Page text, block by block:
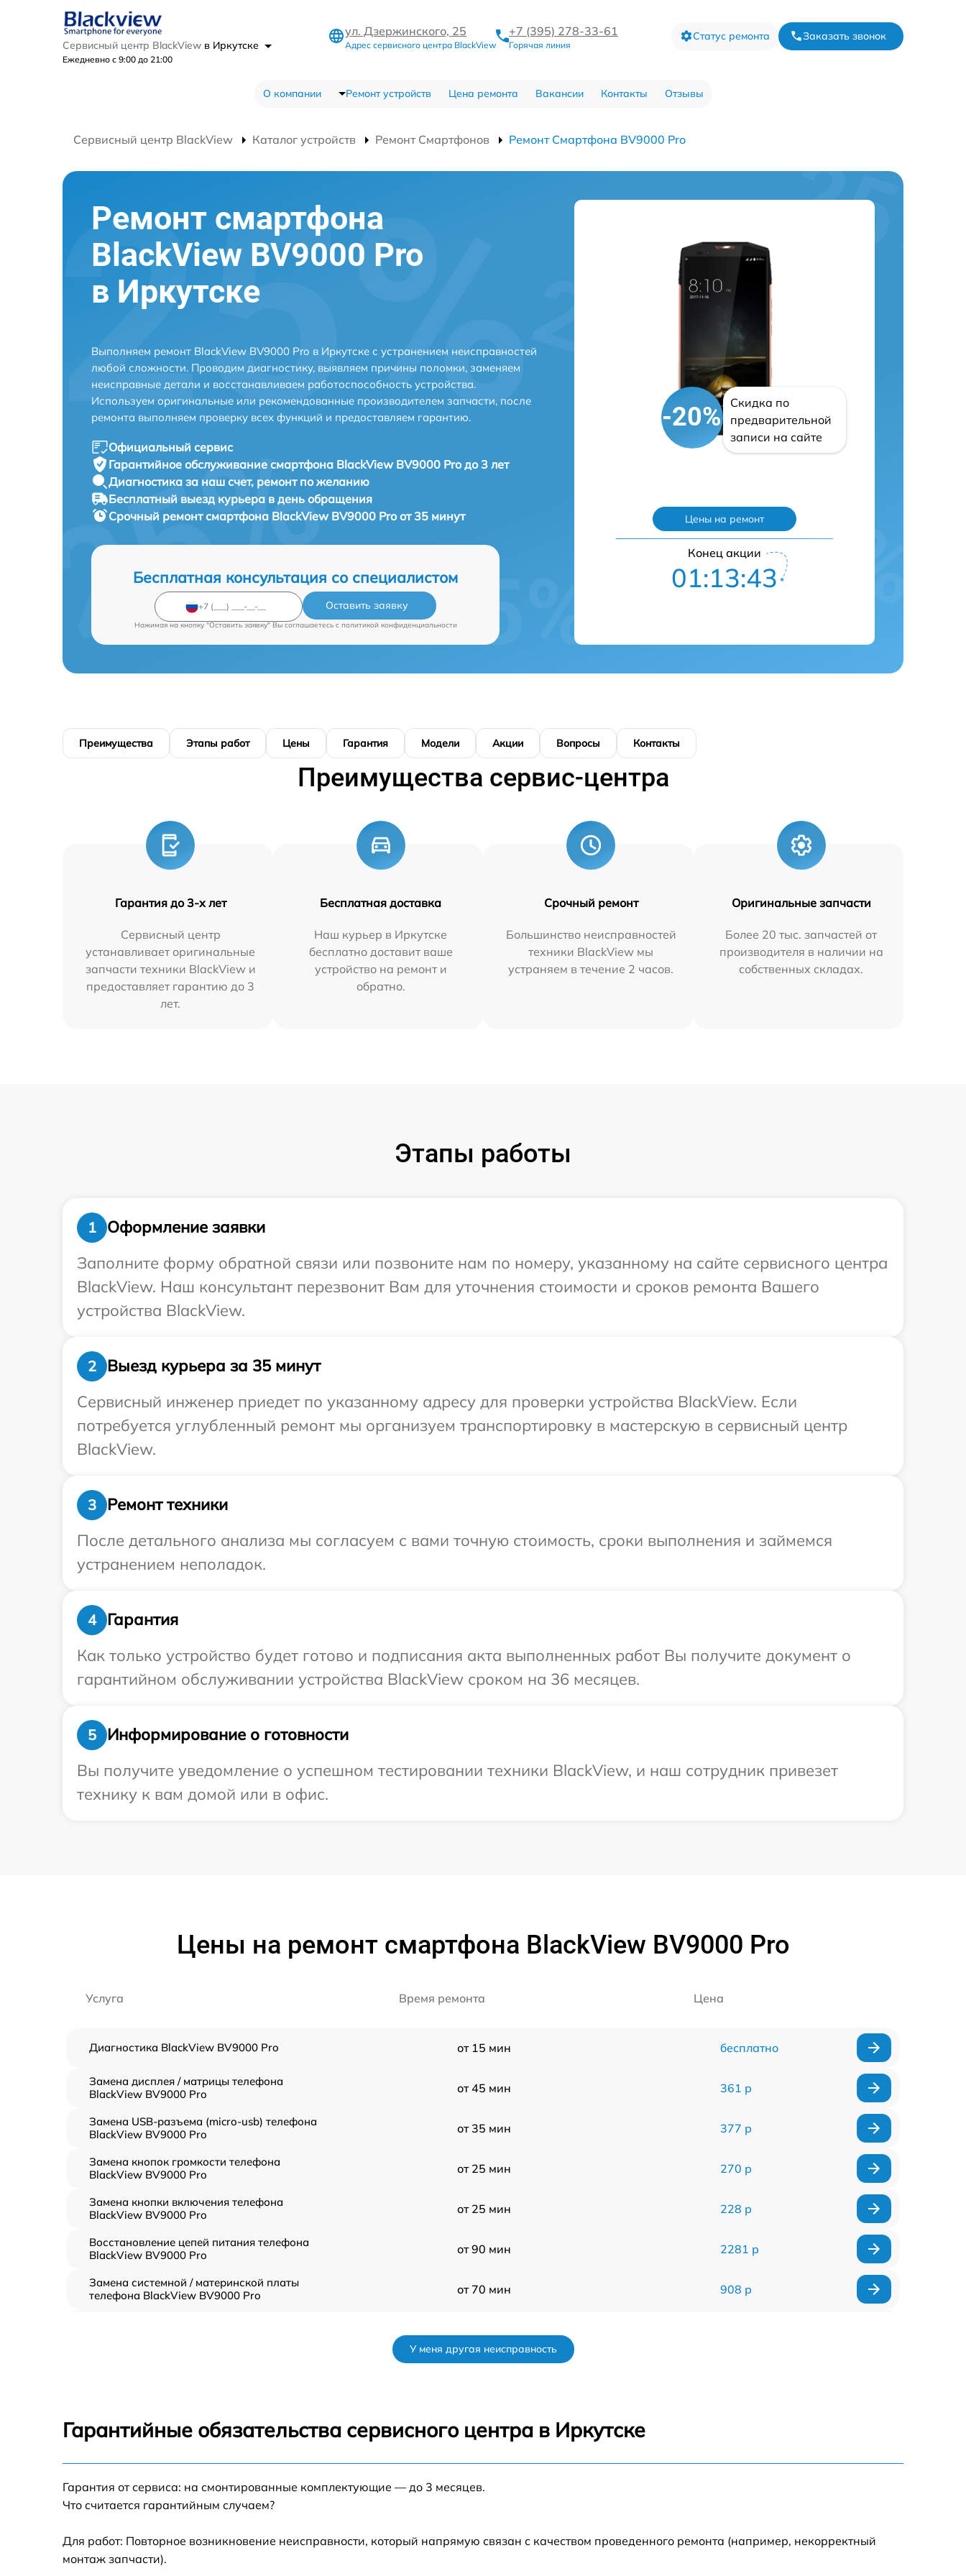
Сервисный центр BlackView в Иркутске
Ежедневно с 9:00 до 21:00
ул. Дзержинского, 25
Адрес сервисного центра BlackView
+7 (395) 278-33-61
Горячая линия
Статус ремонта Заказать звонок
О компании Ремонт устройств Цена ремонта Вакансии Контакты Отзывы
Сервисный центр BlackView Каталог устройств Ремонт Смартфонов Ремонт Смартфона BV9000 Pro
Ремонт смартфона
BlackView BV9000 Pro
в Иркутске
Выполняем ремонт BlackView BV9000 Pro в Иркутске с устранением неисправностей
любой сложности. Проводим диагностику, выявляем причины поломки, заменяем
неисправные детали и восстанавливаем работоспособность устройства.
Используем оригинальные или рекомендованные производителем запчасти, после
ремонта выполняем проверку всех функций и предоставляем гарантию.
Официальный сервис
Гарантийное обслуживание смартфона BlackView BV9000 Pro до 3 лет
Диагностика за наш счет, ремонт по желанию
Бесплатный выезд курьера в день обращения
Срочный ремонтсмартфона BlackView BV9000 Pro от 35 минут
Бесплатная консультация со специалистом
Оставить заявку
Нажимая на кнопку "Оставить заявку" Вы соглашаетесь c политикой конфиденциальности
-20%
Скидка по
предварительной
записи на сайте
Цены на ремонт
Конец акции
01:13:42
Преимущества Этапы работ Цены Гарантия Модели Акции Вопросы Контакты
Преимущества сервис-центра
Гарантия до 3-х лет
Сервисный центр
устанавливает оригинальные
запчасти техники BlackView и
предоставляет гарантию до 3
лет.
Бесплатная доставка
Наш курьер в Иркутске
бесплатно доставит ваше
устройство на ремонт и
обратно.
Срочный ремонт
Большинство неисправностей
техники BlackView мы
устраняем в течение 2 часов.
Оригинальные запчасти
Более 20 тыс. запчастей от
производителя в наличии на
собственных складах.
Этапы работы
1
Оформление заявки
Заполните форму обратной связи или позвоните нам по номеру, указанному на сайте сервисного центра
BlackView. Наш консультант перезвонит Вам для уточнения стоимости и сроков ремонта Вашего
устройства BlackView.
2
Выезд курьера за 35 минут
Сервисный инженер приедет по указанному адресу для проверки устройства BlackView. Если
потребуется углубленный ремонт мы организуем транспортировку в мастерскую в сервисный центр
BlackView.
3
Ремонт техники
После детального анализа мы согласуем с вами точную стоимость, сроки выполнения и займемся
устранением неполадок.
4
Гарантия
Как только устройство будет готово и подписания акта выполненных работ Вы получите документ о
гарантийном обслуживании устройства BlackView сроком на 36 месяцев.
5
Информирование о готовности
Вы получите уведомление о успешном тестировании техники BlackView, и наш сотрудник привезет
технику к вам домой или в офис.
Цены на ремонт смартфона BlackView BV9000 Pro
Услуга Время ремонта Цена
Диагностика BlackView BV9000 Pro от 15 мин бесплатно
Замена дисплея / матрицы телефона
BlackView BV9000 Pro
от 45 мин 361 р
Замена USB-разъема (micro-usb) телефона
BlackView BV9000 Pro
от 35 мин 377 р
Замена кнопок громкости телефона
BlackView BV9000 Pro
от 25 мин 270 р
Замена кнопки включения телефона
BlackView BV9000 Pro
от 25 мин 228 р
Восстановление цепей питания телефона
BlackView BV9000 Pro
от 90 мин 2281 р
Замена системной / материнской платы
телефона BlackView BV9000 Pro
от 70 мин 908 р
Замена динамика телефона BlackView
BV9000 Pro
от 40 мин
Pro
Замена корпуса телефона BlackView BV9000
У меня другая неисправность
Гарантийные обязательства сервисного центра в Иркутске
Гарантия от сервиса: на смонтированные комплектующие — до 3 месяцев.
Что считается гарантийным случаем?
Для работ: Повторное возникновение неисправности, который напрямую связан с качеством проведенного ремонта (например, некорректный
монтаж запчасти).